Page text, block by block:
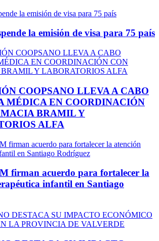
la emisión de visa para 75 país
COOPSANO LLEVA A CABO
MÉDICA EN COORDINACIÓN
BRAMIL Y
ALFA
firman acuerdo para fortalecer la
infantil en Santiago